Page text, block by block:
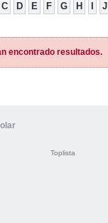
C D E F G H J
encontrado resultados.
Toplista